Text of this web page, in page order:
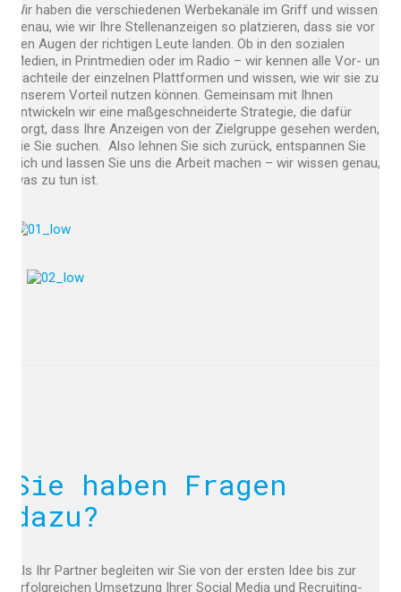
Wir haben die verschiedenen Werbekanäle im Griff und wissen
genau, wie wir Ihre Stellenanzeigen so platzieren, dass sie vor
den Augen der richtigen Leute landen. Ob in den sozialen
Medien, in Printmedien oder im Radio – wir kennen alle Vor- und
Nachteile der einzelnen Plattformen und wissen, wie wir sie zu
unserem Vorteil nutzen können. Gemeinsam mit Ihnen
entwickeln wir eine maßgeschneiderte Strategie, die dafür
sorgt, dass Ihre Anzeigen von der Zielgruppe gesehen werden,
die Sie suchen. Also lehnen Sie sich zurück, entspannen Sie
sich und lassen Sie uns die Arbeit machen – wir wissen genau,
was zu tun ist.
Sie haben Fragen
dazu?
Als Ihr Partner begleiten wir Sie von der ersten Idee bis zur
erfolgreichen Umsetzung Ihrer Social Media und Recruiting-